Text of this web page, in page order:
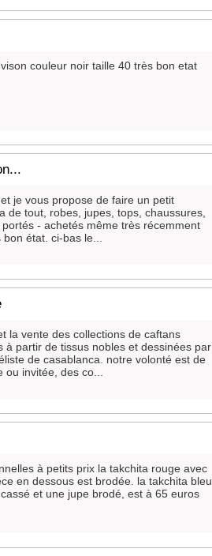
couleur noir taille 40 très bon etat
je vous propose de faire un petit
de tout, robes, jupes, tops, chaussures,
- achetés même très récemment
état. ci-bas le...
la vente des collections de caftans
à partir de tissus nobles et dessinées par
de casablanca. notre volonté est de
ou invitée, des co...
à petits prix la takchita rouge avec
en dessous est brodée. la takchita bleu
et une jupe brodé, est à 65 euros